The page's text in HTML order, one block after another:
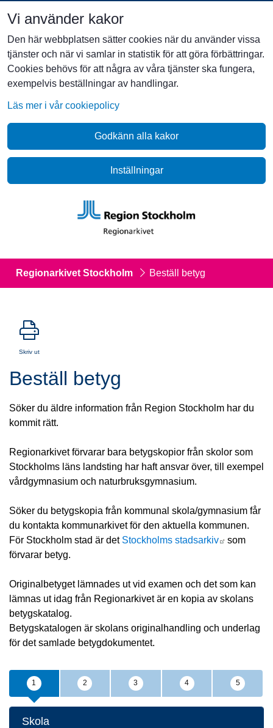
Vi använder kakor
Den här webbplatsen sätter cookies när du använder vissa
tjänster och när vi samlar in statistik för att göra förbättringar.
Cookies behövs för att några av våra tjänster ska fungera,
exempelvis beställningar av handlingar.
Läs mer i vår cookiepolicy
Godkänn alla kakor
Inställningar
Regionarkivet Stockholm Beställ betyg
Skriv ut
Beställ betyg
Söker du äldre information från Region Stockholm har du
kommit rätt.
Regionarkivet förvarar bara betygskopior från skolor som
Stockholms läns landsting har haft ansvar över, till exempel
vårdgymnasium och naturbruksgymnasium.
Söker du betygskopia från kommunal skola/gymnasium får
du kontakta kommunarkivet för den aktuella kommunen.
För Stockholm stad är det Stockholms stadsarkiv Länk till
som
förvarar betyg.
Originalbetyget lämnades ut vid examen och det som kan
lämnas ut idag från Regionarkivet är en kopia av skolans
betygskatalog.
Betygskatalogen är skolans originalhandling och underlag
för det samlade betygdokumentet.
Steg
1Skolan Steg
2Jag beställer Steg
3Mina uppgifter Steg
4Leverans Steg
5Skicka
Skola